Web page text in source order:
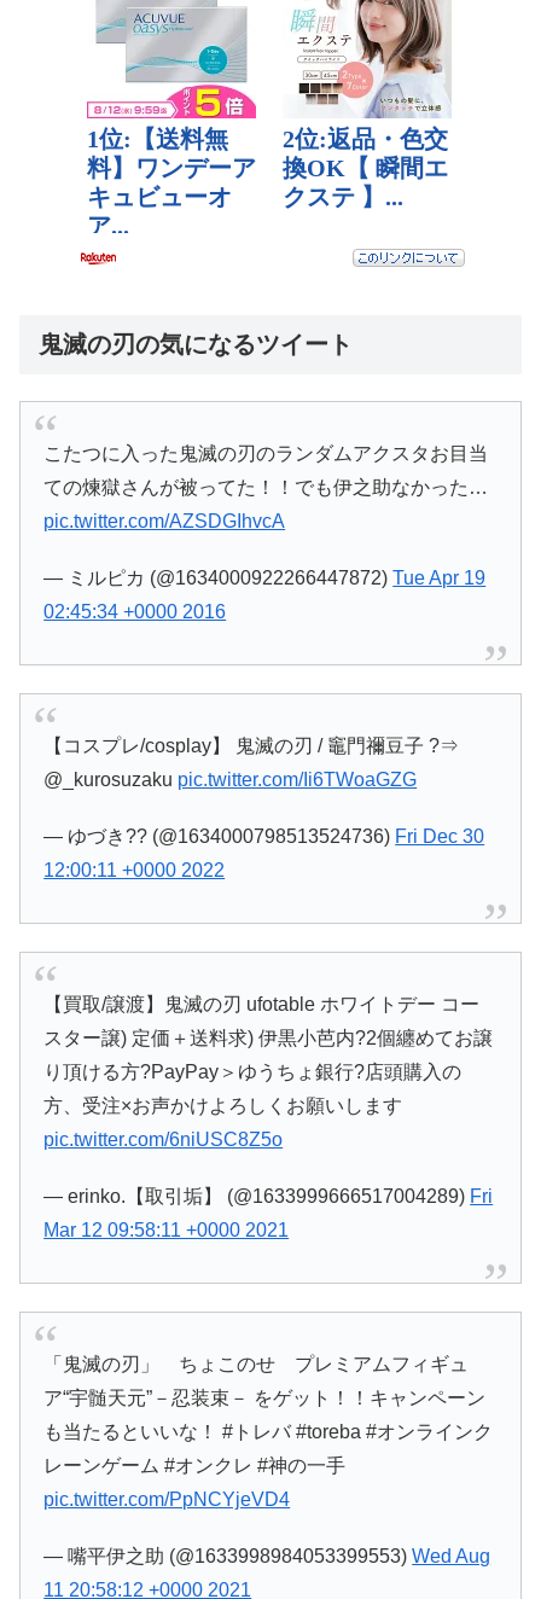
鬼滅の刃の気になるツイート
こたつに入った鬼滅の刃のランダムアクスタお目当
ての煉獄さんが被ってた！！でも伊之助なかった…
pic.twitter.com/AZSDGIhvcA
— ミルピカ (@1634000922266447872)Tue Apr 19
02:45:34 +0000 2016
【コスプレ/cosplay】 鬼滅の刃 / 竈門禰豆子 ?⇒
@_kurosuzaku pic.twitter.com/Ii6TWoaGZG
— ゆづき?? (@1634000798513524736) Fri Dec 30
12:00:11 +0000 2022
【買取/譲渡】鬼滅の刃 ufotable ホワイトデー コー
スター譲) 定価＋送料求) 伊黒小芭内?2個纏めてお譲
り頂ける方?PayPay＞ゆうちょ銀行?店頭購入の
方、受注×お声かけよろしくお願いします
pic.twitter.com/6niUSC8Z5o
— erinko.【取引垢】 (@1633999666517004289) Fri
Mar 12 09:58:11 +0000 2021
「鬼滅の刃」 ちょこのせ プレミアムフィギュ
ア“宇髄天元”－忍装束－ をゲット！！キャンペーン
も当たるといいな！ #トレバ #toreba #オンラインク
レーンゲーム #オンクレ #神の一手
pic.twitter.com/PpNCYjeVD4
— 嘴平伊之助 (@1633998984053399553)Wed Aug
11 20:58:12 +0000 2021